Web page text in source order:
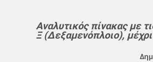
Αναλυτικός πίνακας με
Ξ (Δεξαμενόπλοιο),